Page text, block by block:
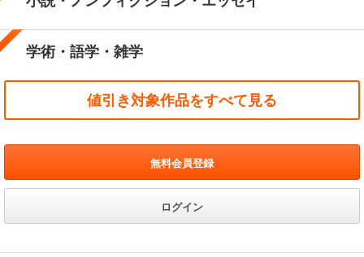
学術・語学・雑学
値引き対象作品をすべて見る
無料会員登録
ログイン